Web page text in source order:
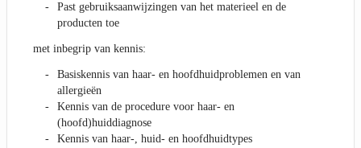
Past gebruiksaanwijzingen van het materieel en de
producten toe
met inbegrip van kennis:
Basiskennis van haar- en hoofdhuidproblemen en van
allergieën
Kennis van de procedure voor haar- en
(hoofd)huiddiagnose
Kennis van haar-, huid- en hoofdhuidtypes